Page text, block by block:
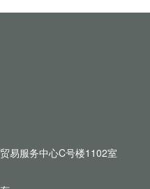
易服务中心C号楼1102室